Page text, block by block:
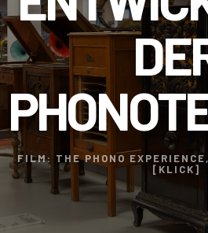
FILM: THE PHONO
[KLICK]